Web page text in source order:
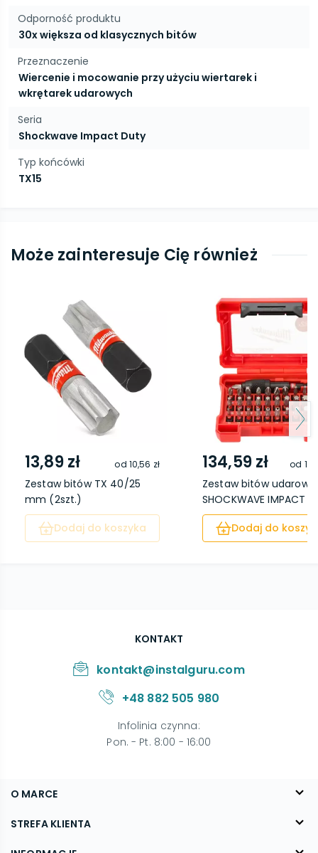
Odporność produktu
30x większa od klasycznych bitów
Przeznaczenie
Wiercenie i mocowanie przy użyciu wiertarek i
wkrętarek udarowych
Seria
Shockwave Impact Duty
Typ końcówki
TX15
Może zainteresuje Cię również
13,89 zł od 10,56 zł
Zestaw bitów TX 40/25
mm (2szt.)
Dodaj do koszyka
134,59 zł od
Zestaw bitów
SHOCKWAVE IMPACT ...
Dodaj do
O MARCE
O nas
Blog
STREFA KLIENTA
KONTAKT
kontakt@instalguru.com
+48 882 505 980
Infolinia czynna:
Pon. - Pt. 8:00 - 16:00